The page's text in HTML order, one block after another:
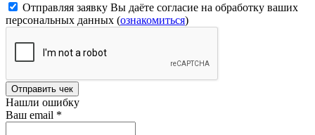
Отправляя заявку Вы даёте согласие на обработку ваших
персональных данных (ознакомиться)
Отправить чек
Нашли ошибку
Ваш email *